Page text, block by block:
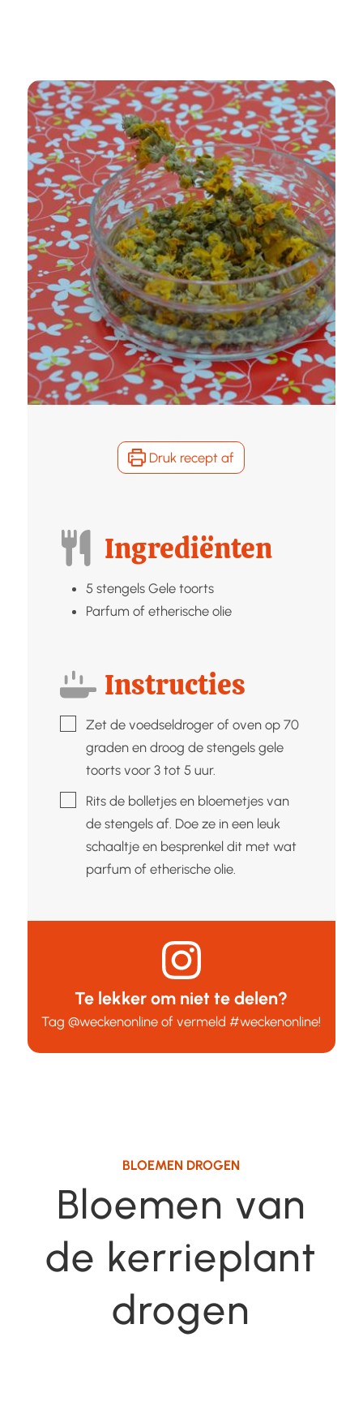
Druk recept af
Ingrediënten
5 stengels Gele toorts
Parfum of etherische olie
Instructies
▢
Zet de voedseldroger of oven op 70
graden en droog de stengels gele
toorts voor 3 tot 5 uur.
▢Rits de bolletjes en bloemetjes van
de stengels af. Doe ze in een leuk
schaaltje en besprenkel dit met wat
parfum of etherische olie.
Te lekker om niet te delen?
Tag@weckenonline of vermeld#weckenonline!
BLOEMEN DROGEN
Bloemen van
de kerrieplant
drogen